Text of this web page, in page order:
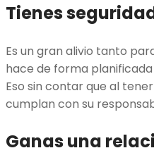
Tienes
Es un gran alivio tanto
hace de forma
Eso sin contar que al
cumplan con su
Ganas una